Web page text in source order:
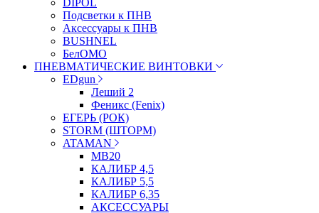
DIPOL
Подсветки к ПНВ
Аксессуары к ПНВ
BUSHNEL
БелОМО
ПНЕВМАТИЧЕСКИЕ ВИНТОВКИ
EDgun
Леший 2
Феникс (Fenix)
ЕГЕРЬ (РОК)
STORM (ШТОРМ)
ATAMAN
МВ20
КАЛИБР 4,5
КАЛИБР 5,5
КАЛИБР 6,35
АКСЕССУАРЫ